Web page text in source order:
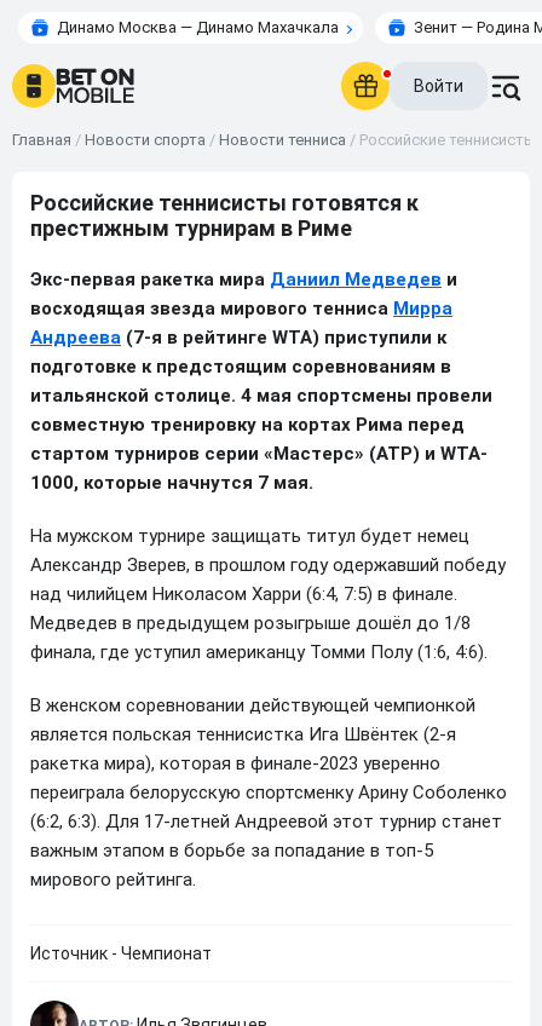
Динамо Москва — Динамо Махачкала Зенит — Родина
Войти
Главная / Новости спорта / Новости тенниса / Российские
Российские теннисисты готовятся к
престижным турнирам в Риме
Экс-первая ракетка мира Даниил Медведев и
восходящая звезда мирового тенниса Мирра
Андреева (7-я в рейтинге WTA) приступили к
подготовке к предстоящим соревнованиям в
итальянской столице. 4 мая спортсмены провели
совместную тренировку на кортах Рима перед
стартом турниров серии «Мастерс» (ATP) и WTA-
1000, которые начнутся 7 мая.
На мужском турнире защищать титул будет немец
Александр Зверев, в прошлом году одержавший победу
над чилийцем Николасом Харри (6:4, 7:5) в финале.
Медведев в предыдущем розыгрыше дошёл до 1/8
финала, где уступил американцу Томми Полу (1:6, 4:6).
В женском соревновании действующей чемпионкой
является польская теннисистка Ига Швёнтек (2-я
ракетка мира), которая в финале-2023 уверенно
переиграла белорусскую спортсменку Арину Соболенко
(6:2, 6:3). Для 17-летней Андреевой этот турнир станет
важным этапом в борьбе за попадание в топ-5
мирового рейтинга.
Источник - Чемпионат